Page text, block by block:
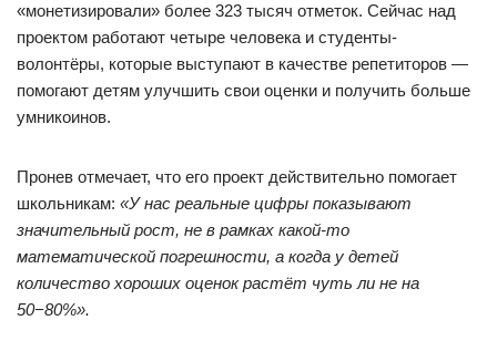
«монетизировали» более 323 тысяч отметок. Сейчас над
проектом работают четыре человека и студенты-
волонтёры, которые выступают в качестве репетиторов —
помогают детям улучшить свои оценки и получить больше
умникоинов.
Пронев отмечает, что его проект действительно помогает
школьникам: «У нас реальные цифры показывают
значительный рост, не в рамках какой-то
математической погрешности, а когда у детей
количество хороших оценок растёт чуть ли не на
50−80%».